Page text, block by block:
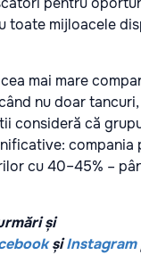
toate mijloacele
mai mare
nu doar
consideră că
compania
cu 40–45% –
și
șiInstagram